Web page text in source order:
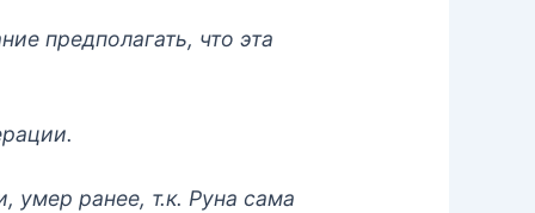
предполагать, что эта
умер ранее, т.к. Руна сама